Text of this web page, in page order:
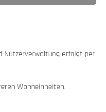
Nutzerverwaltung erfolgt per
Wohneinheiten.